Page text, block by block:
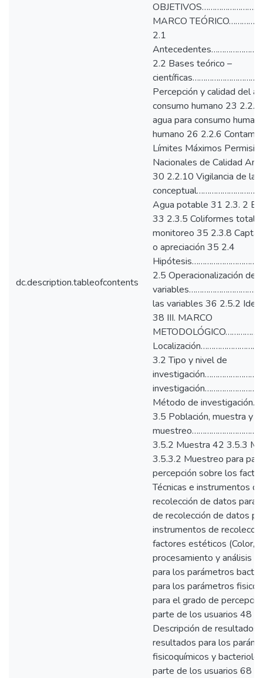
dc.description.tableofcontents
MARCO
2.1
2.2 Bases teórico –
Percepción y calidad del
consumo humano 23
agua para consumo
humano 26 2.2.6
Límites Máximos
Nacionales de Calidad
30 2.2.10 Vigilancia de la
Agua potable 31 2.3. 2
33 2.3.5 Coliformes
monitoreo 35 2.3.8
o apreciación 35 2.4
2.5 Operacionalización de
las variables 36 2.5.2
38 III. MARCO
3.2 Tipo y nivel de
Método de
3.5 Población, muestra y
3.5.2 Muestra 42 3.5.3
3.5.3.2 Muestreo para
percepción sobre los
Técnicas e instrumentos
recolección de datos para
de recolección de datos
instrumentos de
factores estéticos (Color,
procesamiento y análisis
para los parámetros
para los parámetros
para el grado de
parte de los usuarios 48
Descripción de
resultados para los
fisicoquímicos y
parte de los usuarios 68